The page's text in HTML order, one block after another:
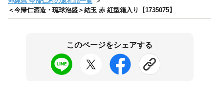
＜今帰仁酒造・琉球泡盛＞結玉 赤 紅型箱入り【1735075】
このページをシェアする